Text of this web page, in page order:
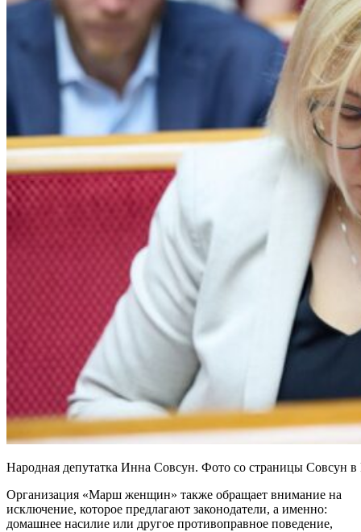
Народная депутатка Инна Совсун. Фото со страницы Совсун в
Организация «Марш женщин» также обращает внимание на
исключение, которое предлагают законодатели, а именно:
домашнее насилие или другое противоправное поведение,